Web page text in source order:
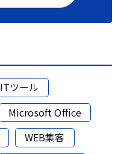
ITツール
Microsoft Office
WEB集客